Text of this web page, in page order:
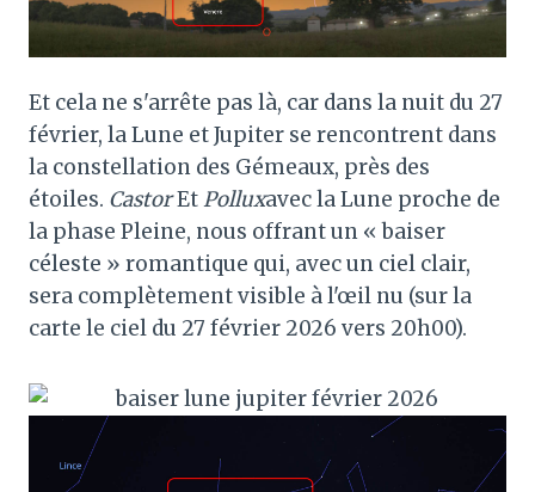
Et cela ne s'arrête pas là, car dans la nuit du 27
février, la Lune et Jupiter se rencontrent dans
la constellation des Gémeaux, près des
étoiles. CastorEtPolluxavec la Lune proche de
la phase Pleine, nous offrant un « baiser
céleste » romantique qui, avec un ciel clair,
sera complètement visible à l'œil nu (sur la
carte le ciel du 27 février 2026 vers 20h00).